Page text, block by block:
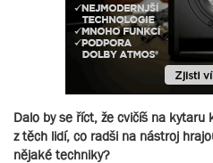
Dalo by se říct, že cvičíš na kytaru
z těch lidí, co radši na nástroj
nějaké techniky?